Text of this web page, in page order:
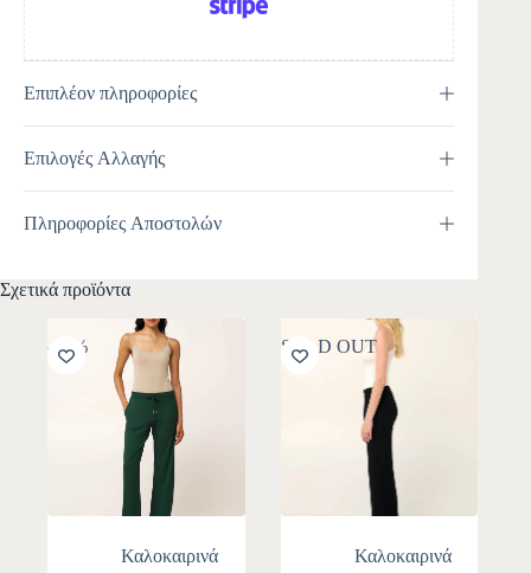
Επιπλέον πληροφορίες
Επιλογές Αλλαγής
Πληροφορίες Αποστολών
Σχετικά προϊόντα
-10%
Καλοκαιρινά
SOLD OUT
Καλοκαιρινά